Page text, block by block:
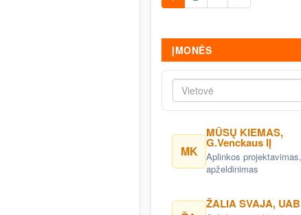
ĮMONĖS
Vietovė
MK
MŪSŲ KIEMAS,
G.Venckaus IĮ
Aplinkos projektavimas,
apželdinimas
ŽALIA SVAJA, UAB